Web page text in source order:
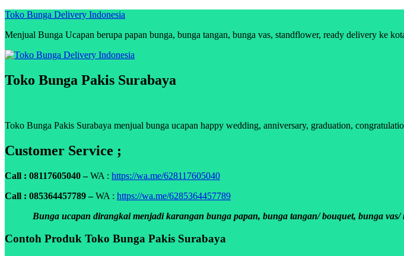
Skip
content
Toko Bunga Delivery Indonesia
Menjual Bunga Ucapan berupa papan bunga, bunga tangan, bunga vas, standflower, ready delivery ke
Toko Bunga Pakis Surabaya
Toko Bunga Pakis Surabaya menjual bunga ucapan happy wedding, anniversary, graduation,
Customer Service ;
Call : 08117605040 –WA : https://wa.me/628117605040
Call : 085364457789 –WA : https://wa.me/6285364457789
Bunga ucapan dirangkai menjadi karangan bunga papan, bunga tangan/ bouquet, bunga
Contoh Produk Toko Bunga Pakis Surabaya